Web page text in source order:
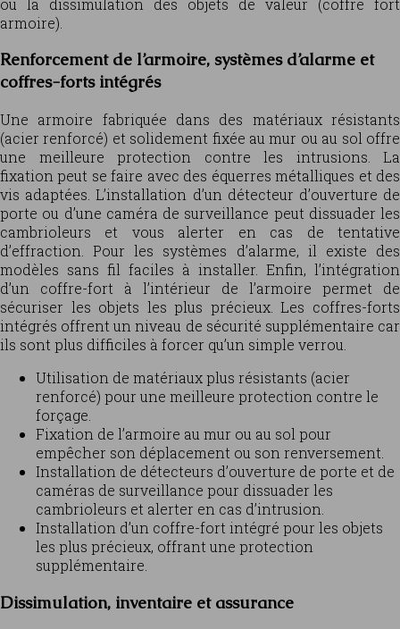
armoire).
Renforcement de l’armoire, systèmes d’alarme et
coffres-forts intégrés
Une armoire fabriquée dans des matériaux résistants
(acier renforcé) et solidement fixée au mur ou au sol offre
une meilleure protection contre les intrusions. La
fixation peut se faire avec des équerres métalliques et des
vis adaptées. L’installation d’un détecteur d’ouverture de
porte ou d’une caméra de surveillance peut dissuader les
cambrioleurs et vous alerter en cas de tentative
d’effraction. Pour les systèmes d’alarme, il existe des
modèles sans fil faciles à installer. Enfin, l’intégration
d’un coffre-fort à l’intérieur de l’armoire permet de
sécuriser les objets les plus précieux. Les coffres-forts
intégrés offrent un niveau de sécurité supplémentaire car
ils sont plus difficiles à forcer qu’un simple verrou.
Utilisation de matériaux plus résistants (acier
renforcé) pour une meilleure protection contre le
forçage.
Fixation de l’armoire au mur ou au sol pour
empêcher son déplacement ou son renversement.
Installation de détecteurs d’ouverture de porte et de
caméras de surveillance pour dissuader les
cambrioleurs et alerter en cas d’intrusion.
Installation d’un coffre-fort intégré pour les objets
les plus précieux, offrant une protection
supplémentaire.
Dissimulation, inventaire et assurance